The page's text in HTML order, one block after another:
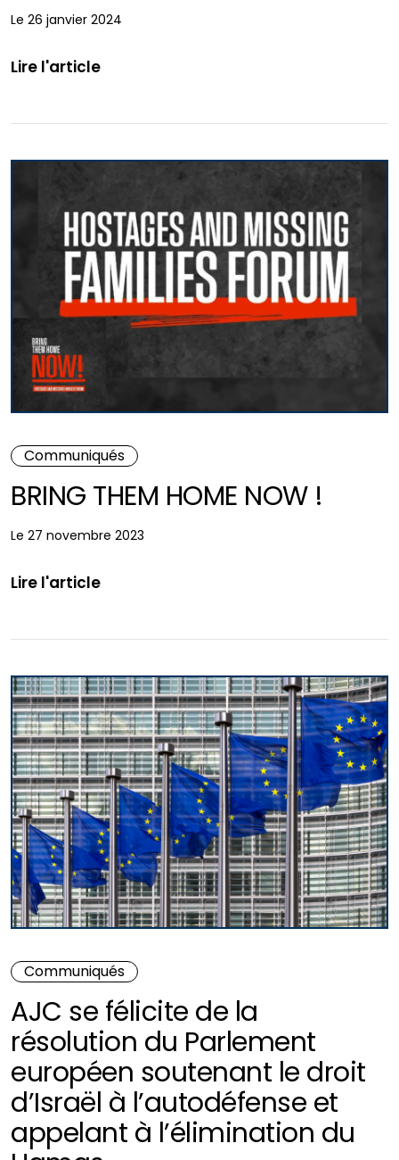
Le 26 janvier 2024
Lire l'article
Communiqués
BRING THEM HOME NOW !
Le 27 novembre 2023
Lire l'article
Communiqués
AJC se félicite de la
résolution du Parlement
européen soutenant le droit
d’Israël à l’autodéfense et
appelant à l’élimination du